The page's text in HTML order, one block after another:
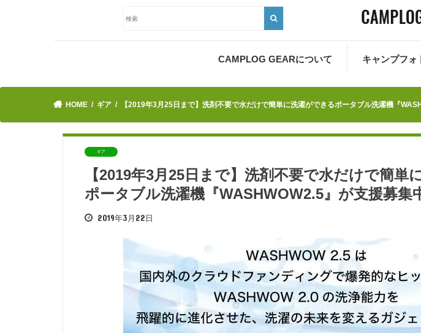
CAMPLOG GEARについて キャンプフォ
HOME ギア 【2019年3月25日まで】洗剤不要で水だけで簡単に洗濯ができるポータブル洗濯機『
ギア
【2019年3月25日まで】洗剤不要で水だけで簡単
ポータブル洗濯機『WASHWOW2.5』が支援募集
2019年3月22日